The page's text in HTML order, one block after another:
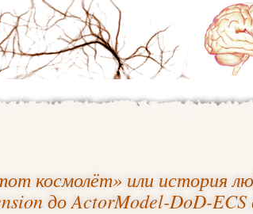
космолёт» или история
до ActorModel-DoD-